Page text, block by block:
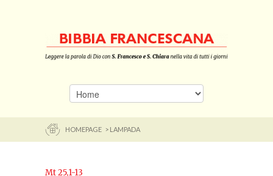
HOMEPAGE > LAMPADA
Mt 25,1-13